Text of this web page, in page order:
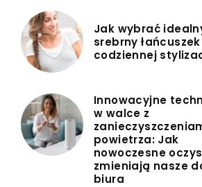
Jak wybrać
srebrny
codziennej
Innowacyjne
w walce z
powietrza: Jak
nowoczesne
zmieniają nasze
biura